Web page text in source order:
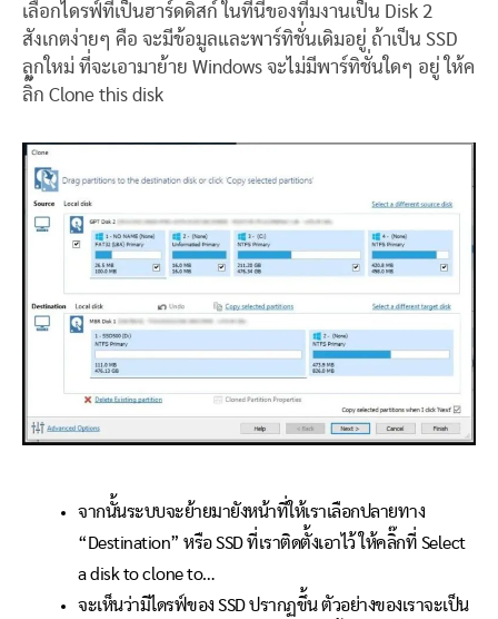
เลือกไดรฟ์ที่เป็นฮาร์ดดิสก์ ในที่นี้ของทีมงานเป็น Disk 2
สังเกตง่ายๆ คือ จะมีข้อมูลและพาร์ทิชั่นเดิมอยู่ ถ้าเป็น SSD
ลูกใหม่ ที่จะเอามาย้าย Windows จะไม่มีพาร์ทิชั่นใดๆ อยู่ ให้ค
ลิ๊ก Clone this disk
จากนั้นระบบจะย้ายมายังหน้าที่ให้เราเลือกปลายทาง
“Destination” หรือ SSD ที่เราติดตั้งเอาไว้ ให้คลิ๊กที่ Select
a disk to clone to…
จะเห็นว่ามีไดรฟ์ของ SSD ปรากฏขึ้น ตัวอย่างของเราจะเป็น